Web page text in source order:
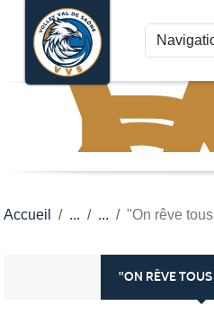
Accueil "On rêve
"ON RÊVE
Panneau de gestion des cookies